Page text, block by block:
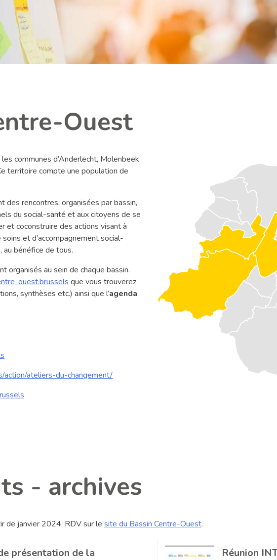
Ouest
communes d’Anderlecht, Molenbeek
territoire compte une population de
des rencontres, organisées par bassin,
du social-santé et aux citoyens de se
et coconstruire des actions visant à
et d’accompagnement social-
au bénéfice de tous.
organisés au sein de chaque bassin.
ouest.brussels que vous trouverez
synthèses etc.) ainsi que l’agenda
action/ateliers-du-changement/
- archives
de janvier 2024, RDV sur le site du Bassin Centre-Ouest.
présentation de la
Réunion